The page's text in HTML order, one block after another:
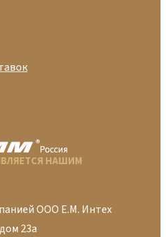
НАШИМ
ООО Е.М. Интех
23а